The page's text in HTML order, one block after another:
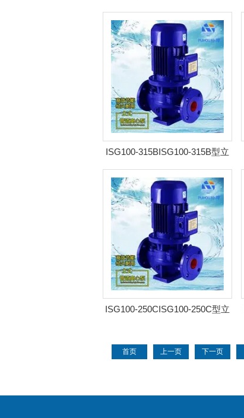
式离心泵 耐腐管道泵
ISG100-315BISG100-315B型立
式离心泵 耐腐管道泵
ISG100-250CISG100-250C型立
首页 上一页 下一页